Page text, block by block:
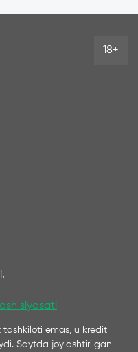
siyosati
18+
tashkiloti emas, u kredit
Saytda joylashtirilgan